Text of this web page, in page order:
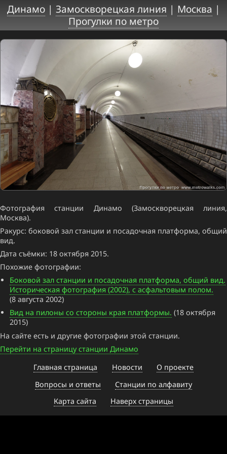
Динамо| Замоскворецкая линия | Москва |
Прогулки по метро
Фотография станции Динамо (Замоскворецкая линия,
Москва).
Ракурс: боковой зал станции и посадочная платформа, общий
вид.
Дата съёмки: 18 октября 2015.
Похожие фотографии:
Боковой зал станции и посадочная платформа, общий вид.
Историческая фотография (2002), с асфальтовым полом.
(8 августа 2002)
Вид на пилоны со стороны края платформы. (18 октября
2015)
На сайте есть и другие фотографии этой станции.
Перейти на страницу станции Динамо
Главная страница
Новости
О проекте
Вопросы и ответы
Станции по алфавиту
Карта сайта
Наверх страницы